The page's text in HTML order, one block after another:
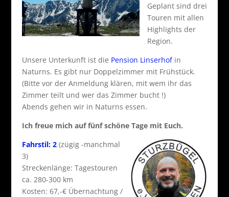
Geplant sind drei
Touren mit allen
Highlights der
Region.
Unsere Unterkunft ist die Pension Linserhofin
Naturns. Es gibt nur Doppelzimmer mit Frühstück.
(Bitte vor der Anmeldung klären, mit wem ihr das
Zimmer teilt und wer das Zimmer bucht !)
Abends gehen wir in Naturns essen.
Ich freue mich auf fünf schöne Tage mit Euch.
Fahrstil: 2(zügig -manchmal
3)
Streckenlänge: Tagestouren
ca. 280-300 km
Kosten: 67,-€ Übernachtung /